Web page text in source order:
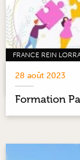
FRANCE REIN
28 août 2023
Formation